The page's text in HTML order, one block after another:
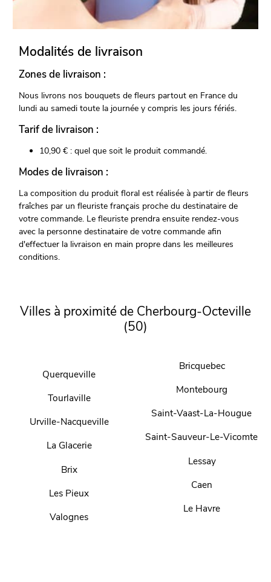
Modalités de livraison
Zones de livraison :
Nous livrons nos bouquets de fleurs partout en France du
lundi au samedi toute la journée y compris les jours fériés.
Tarif de livraison :
10,90 € : quel que soit le produit commandé.
Modes de livraison :
La composition du produit floral est réalisée à partir de fleurs
fraîches par un fleuriste français proche du destinataire de
votre commande. Le fleuriste prendra ensuite rendez-vous
avec la personne destinataire de votre commande afin
d'effectuer la livraison en main propre dans les meilleures
conditions.
Villes à proximité de Cherbourg-Octeville
(50)
Querqueville
Tourlaville
Urville-Nacqueville
La Glacerie
Brix
Les Pieux
Valognes
Bricquebec
Montebourg
Saint-Vaast-La-Hougue
Saint-Sauveur-Le-Vicomte
Lessay
Caen
Le Havre